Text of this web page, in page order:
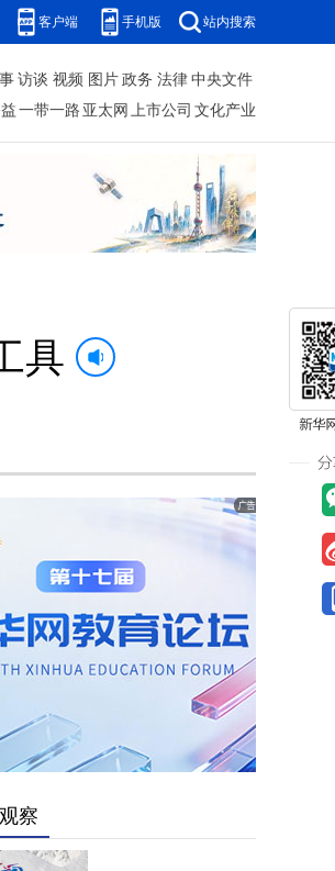
客户端 手机版 站内搜索
访谈 视频 图片 政务 法律 中央文件
一带一路 亚太网 上市公司 文化产业
具
察